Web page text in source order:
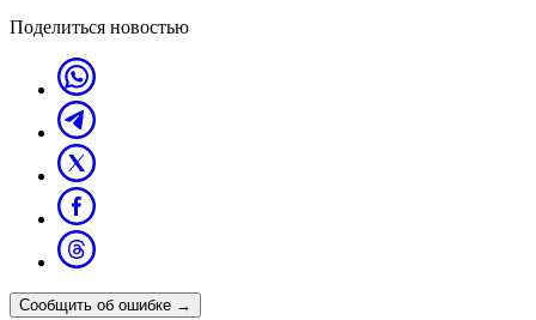
Поделиться новостью
Сообщить об ошибке →